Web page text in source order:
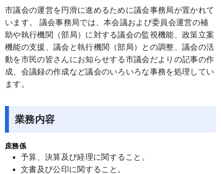
市議会の運営を円滑に進めるために議会事務局が置かれて
います。 議会事務局では、本会議および委員会運営の補
助や執行機関（部局）に対する議会の監視機能、政策立案
機能の支援、議会と執行機関（部局）との調整、議会の活
動を市民の皆さんにお知らせする市議会だよりの記事の作
成、会議録の作成など議会のいろいろな事務を処理してい
ます。
業務内容
庶務係
予算、決算及び経理に関すること。
文書及び公印に関すること。